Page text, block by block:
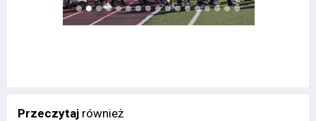
Przeczytaj również